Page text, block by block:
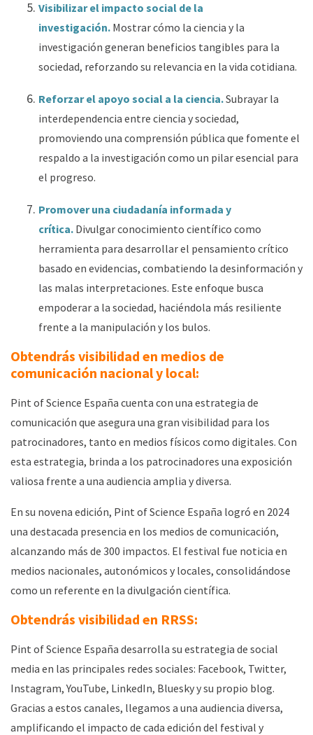
Visibilizar el impacto social de la
investigación. Mostrar cómo la ciencia y la
investigación generan beneficios tangibles para la
sociedad, reforzando su relevancia en la vida cotidiana.
Reforzar el apoyo social a la ciencia.Subrayar la
interdependencia entre ciencia y sociedad,
promoviendo una comprensión pública que fomente el
respaldo a la investigación como un pilar esencial para
el progreso.
Promover una ciudadanía informada y
crítica. Divulgar conocimiento científico como
herramienta para desarrollar el pensamiento crítico
basado en evidencias, combatiendo la desinformación y
las malas interpretaciones. Este enfoque busca
empoderar a la sociedad, haciéndola más resiliente
frente a la manipulación y los bulos.
Obtendrás visibilidad en medios de
comunicación nacional y local:
Pint of Science España cuenta con una estrategia de
comunicación que asegura una gran visibilidad para los
patrocinadores, tanto en medios físicos como digitales. Con
esta estrategia, brinda a los patrocinadores una exposición
valiosa frente a una audiencia amplia y diversa.
En su novena edición, Pint of Science España logró en 2024
una destacada presencia en los medios de comunicación,
alcanzando más de 300 impactos. El festival fue noticia en
medios nacionales, autonómicos y locales, consolidándose
como un referente en la divulgación científica.
Obtendrás visibilidad en RRSS:
Pint of Science España desarrolla su estrategia de social
media en las principales redes sociales: Facebook, Twitter,
Instagram, YouTube, LinkedIn, Bluesky y su propio blog.
Gracias a estos canales, llegamos a una audiencia diversa,
amplificando el impacto de cada edición del festival y